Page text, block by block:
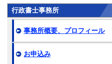
行政書士事務所
事務所概要、プロフィール
お申込み